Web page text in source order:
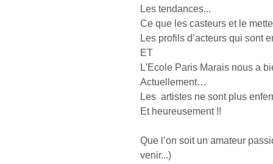
Les tendances...
Ce que les casteurs et le
Les profils d’acteurs qui sont
ET
L'Ecole Paris Marais nous a
Actuellement…
Les  artistes ne sont plus
Et heureusement !!
Que l’on soit un amateur
venir...)